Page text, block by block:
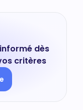
dès
critères